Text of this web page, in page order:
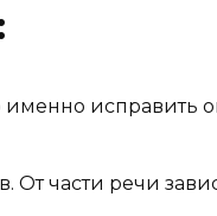
исправить
части речи